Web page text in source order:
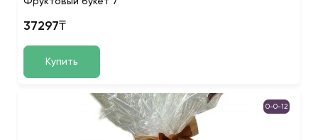
37297₸
Купить
0-0-12